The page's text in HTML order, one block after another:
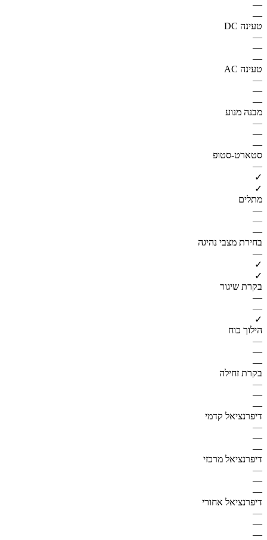
—
—
טעינה DC
—
—
—
טעינה AC
—
—
—
מבנה מנוע
—
—
—
סטארט-סטופ
—
✓
✓
מתלים
—
—
—
בחירת מצבי נהיגה
—
✓
✓
בקרת שיגור
—
—
✓
הילוך כוח
—
—
—
בקרת זחילה
—
—
—
דיפרנציאל קדמי
—
—
—
דיפרנציאל מרכזי
—
—
—
דיפרנציאל אחורי
—
—
—